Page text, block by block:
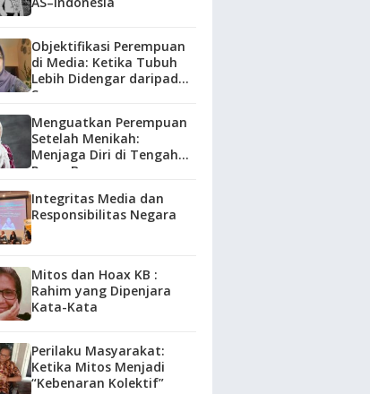
Objektifikasi Perempuan
di Media: Ketika Tubuh
Lebih Didengar daripada
Suara
Menguatkan Perempuan
Setelah Menikah:
Menjaga Diri di Tengah
Peran Baru
Integritas Media dan
Responsibilitas Negara
Mitos dan Hoax KB :
Rahim yang Dipenjara
Kata-Kata
Perilaku Masyarakat:
Ketika Mitos Menjadi
“Kebenaran Kolektif”